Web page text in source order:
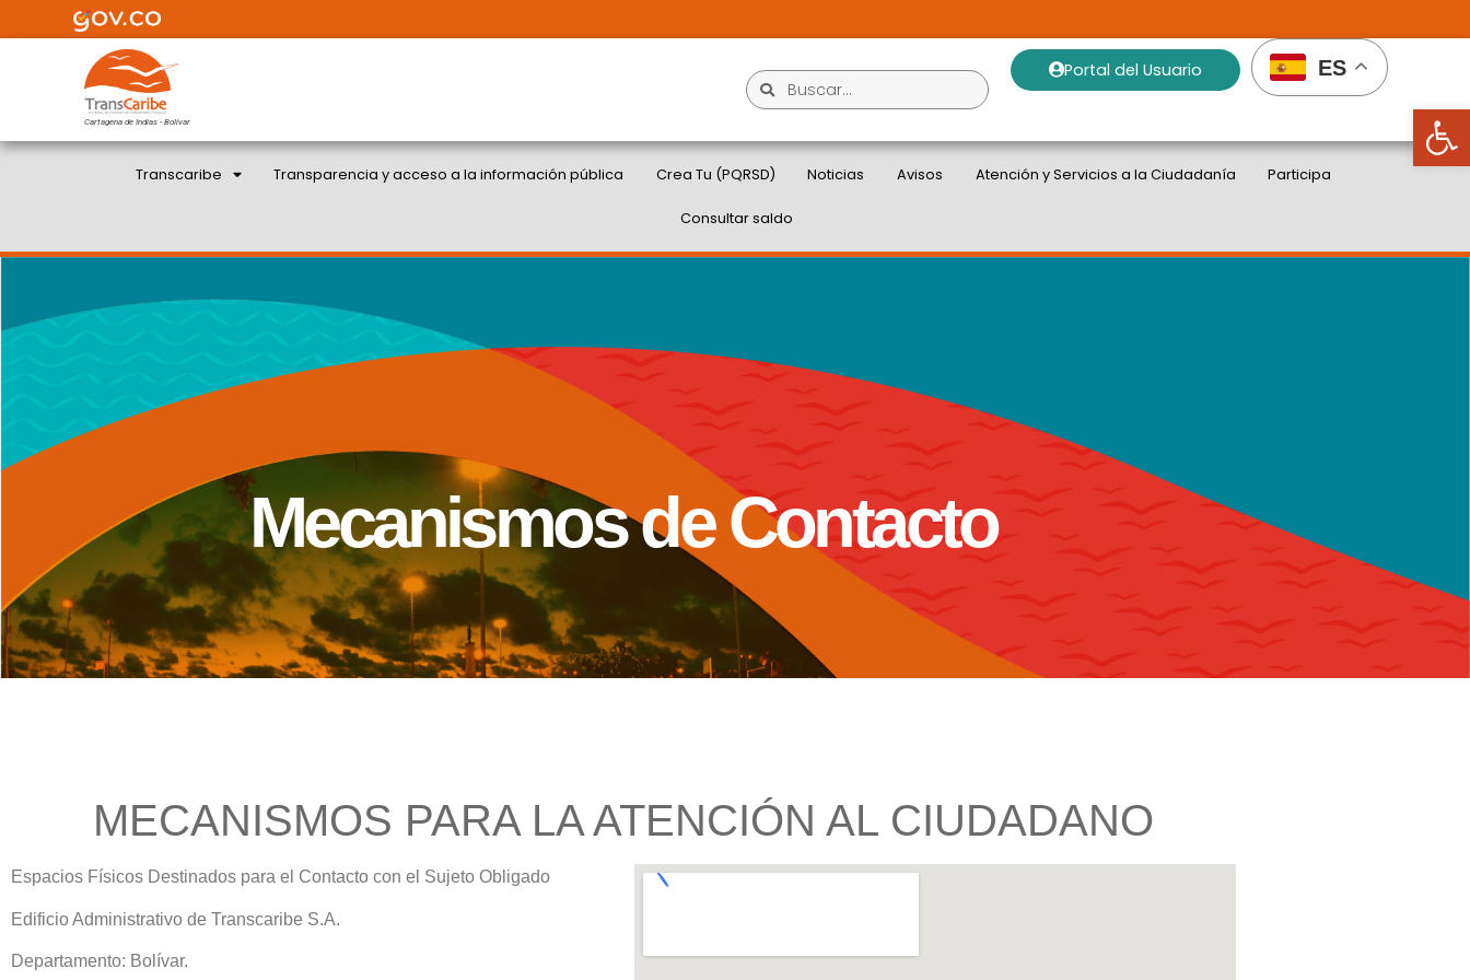
Abrir
Cartagena de Indias - Bolivar
Portal del Usuario ES
Transcaribe Transparencia y acceso a la información pública Crea Tu (PQRSD) Noticias Avisos Atención y Servicios a la Ciudadanía Participa
Consultar saldo
Mecanismos de Contacto
MECANISMOS PARA LA ATENCIÓN AL CIUDADANO
Espacios Físicos Destinados para el Contacto con el Sujeto Obligado
Edificio Administrativo de Transcaribe S.A.
Departamento: Bolívar.